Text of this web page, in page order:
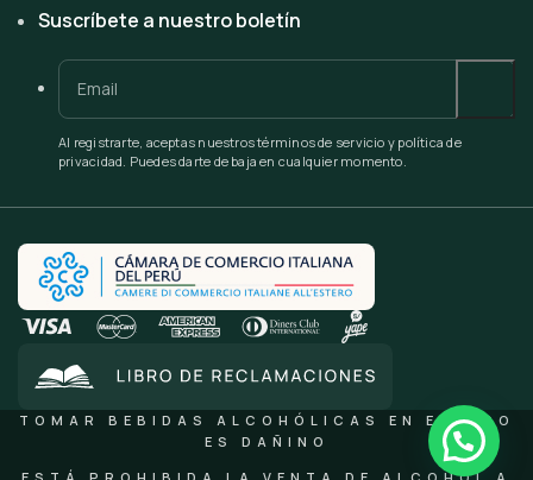
Suscríbete a nuestro boletín
Al registrarte, aceptas nuestros términos de servicio y política de
privacidad. Puedes darte de baja en cualquier momento.
TOMAR BEBIDAS ALCOHÓLICAS EN EXCESO
ES DAÑINO